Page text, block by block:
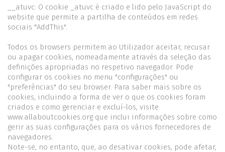
__atuvc: O cookie _atuvc é criado e lido pelo JavaScript do
website que permite a partilha de conteúdos em redes
sociais "AddThis".
Todos os browsers permitem ao Utilizador aceitar, recusar
ou apagar cookies, nomeadamente através da seleção das
definições apropriadas no respetivo navegador. Pode
configurar os cookies no menu "configurações" ou
"preferências" do seu browser. Para saber mais sobre os
cookies, incluindo a forma de ver o que os cookies foram
criados e como gerenciar e excluí-los, visite
www.allaboutcookies.org que inclui informações sobre como
gerir as suas configurações para os vários fornecedores de
navegadores.
Note-se, no entanto, que, ao desativar cookies, pode afetar,